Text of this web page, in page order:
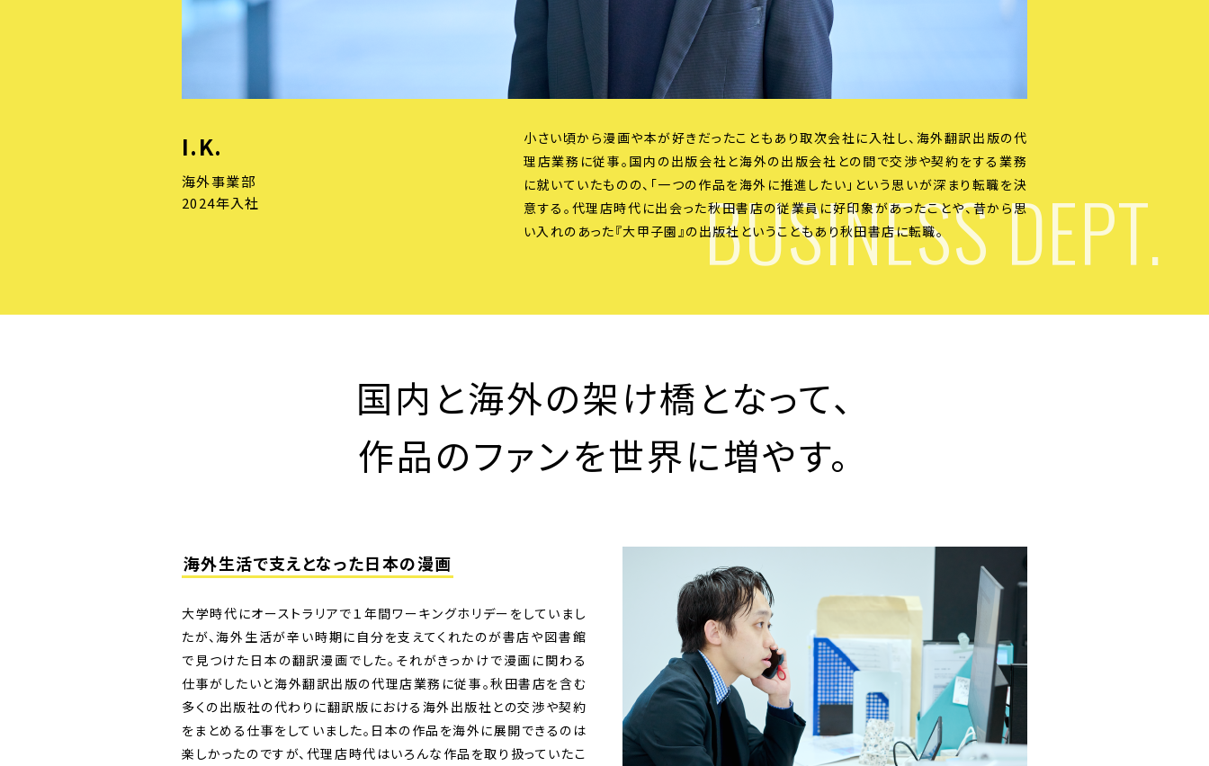
I.K.
海外事業部
2024年入社
小さい頃から漫画や本が好きだったこともあり取次会社に入社し、海外翻訳出版の代
理店業務に従事。国内の出版会社と海外の出版会社との間で交渉や契約をする業務
に就いていたものの、「一つの作品を海外に推進したい」という思いが深まり転職を決
意する。代理店時代に出会った秋田書店の従業員に好印象があったことや、昔から思
い入れのあった『大甲子園』の出版社ということもあり秋田書店に転職。
BUSINESS DEPT.
国内と海外の架け橋となって、
作品のファンを世界に増やす。
海外生活で支えとなった日本の漫画
大学時代にオーストラリアで１年間ワーキングホリデーをしていまし
たが、海外生活が辛い時期に自分を支えてくれたのが書店や図書館
で見つけた日本の翻訳漫画でした。それがきっかけで漫画に関わる
仕事がしたいと海外翻訳出版の代理店業務に従事。秋田書店を含む
多くの出版社の代わりに翻訳版における海外出版社との交渉や契約
をまとめる仕事をしていました。日本の作品を海外に展開できるのは
楽しかったのですが、代理店時代はいろんな作品を取り扱っていたこ